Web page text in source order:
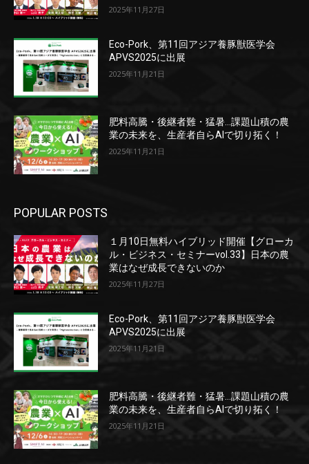
2025年11月27日
Eco-Pork、第11回アジア養豚獣医学会
APVS2025に出展
2025年11月21日
肥料高騰・後継者難・猛暑…課題山積の農
業の未来を、生産者自らAIで切り拓く！
2025年11月21日
POPULAR POSTS
１月10日無料ハイブリッド開催【グローカ
ル・ビジネス・セミナーvol.33】日本の農
業はなぜ成長できないのか
2025年11月27日
Eco-Pork、第11回アジア養豚獣医学会
APVS2025に出展
2025年11月21日
肥料高騰・後継者難・猛暑…課題山積の農
業の未来を、生産者自らAIで切り拓く！
2025年11月21日